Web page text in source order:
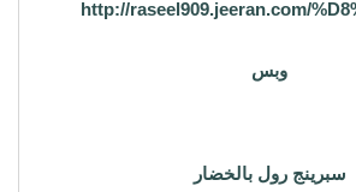
وبس
سبرينج رول بالخضار